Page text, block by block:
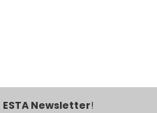
ESTA Newsletter!